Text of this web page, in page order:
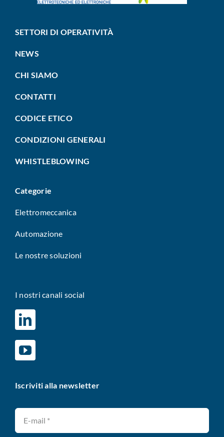
SETTORI DI OPERATIVITÀ
NEWS
CHI SIAMO
CONTATTI
CODICE ETICO
CONDIZIONI GENERALI
WHISTLEBLOWING
Categorie
Elettromeccanica
Automazione
Le nostre soluzioni
I nostri canali social
Iscriviti alla newsletter